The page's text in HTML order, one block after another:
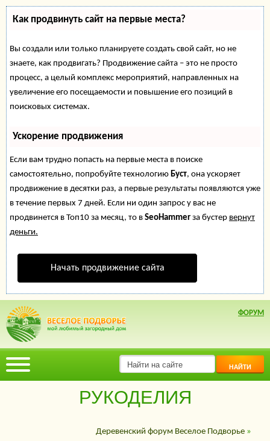
Как продвинуть сайт на первые места?
Вы создали или только планируете создать свой сайт, но не
знаете, как продвигать? Продвижение сайта – это не просто
процесс, а целый комплекс мероприятий, направленных на
увеличение его посещаемости и повышение его позиций в
поисковых системах.
Ускорение продвижения
Если вам трудно попасть на первые места в поиске
самостоятельно, попробуйте технологию Буст, она ускоряет
продвижение в десятки раз, а первые результаты появляются уже
в течение первых 7 дней. Если ни один запрос у вас не
продвинется в Топ10 за месяц, то в SeoHammer за бустер вернут
деньги.
Начать продвижение сайта
ФОРУМ
НАЙТИ
РУКОДЕЛИЯ
Деревенский форум Веселое Подворье»